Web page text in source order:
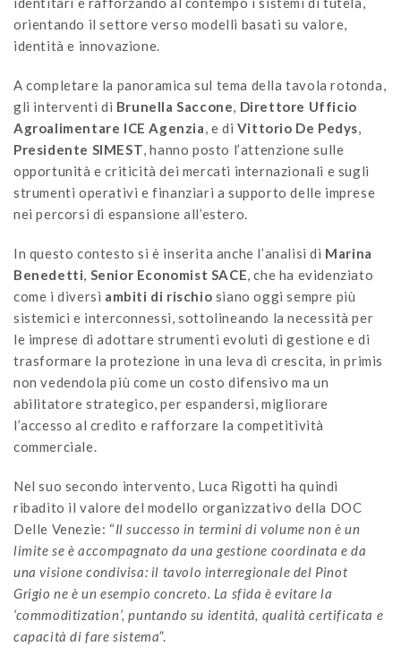
orientando il settore verso modelli basati su valore,
identità e innovazione.
A completare la panoramica sul tema della tavola rotonda,
gli interventi di Brunella Saccone, Direttore Ufficio
Agroalimentare ICE Agenzia, e di Vittorio De Pedys,
Presidente SIMEST, hanno posto l’attenzione sulle
opportunità e criticità dei mercati internazionali e sugli
strumenti operativi e finanziari a supporto delle imprese
nei percorsi di espansione all’estero.
In questo contesto si è inserita anche l’analisi di Marina
Benedetti, Senior Economist SACE, che ha evidenziato
come i diversi ambiti di rischio siano oggi sempre più
sistemici e interconnessi, sottolineando la necessità per
le imprese di adottare strumenti evoluti di gestione e di
trasformare la protezione in una leva di crescita, in primis
non vedendola più come un costo difensivo ma un
abilitatore strategico, per espandersi, migliorare
l’accesso al credito e rafforzare la competitività
commerciale.
Nel suo secondo intervento, Luca Rigotti ha quindi
ribadito il valore del modello organizzativo della DOC
Delle Venezie: “Il successo in termini di volume non è un
limite se è accompagnato da una gestione coordinata e da
una visione condivisa: il tavolo interregionale del Pinot
Grigio ne è un esempio concreto. La sfida è evitare la
‘commoditization’, puntando su identità, qualità certificata e
capacità di fare sistema”.